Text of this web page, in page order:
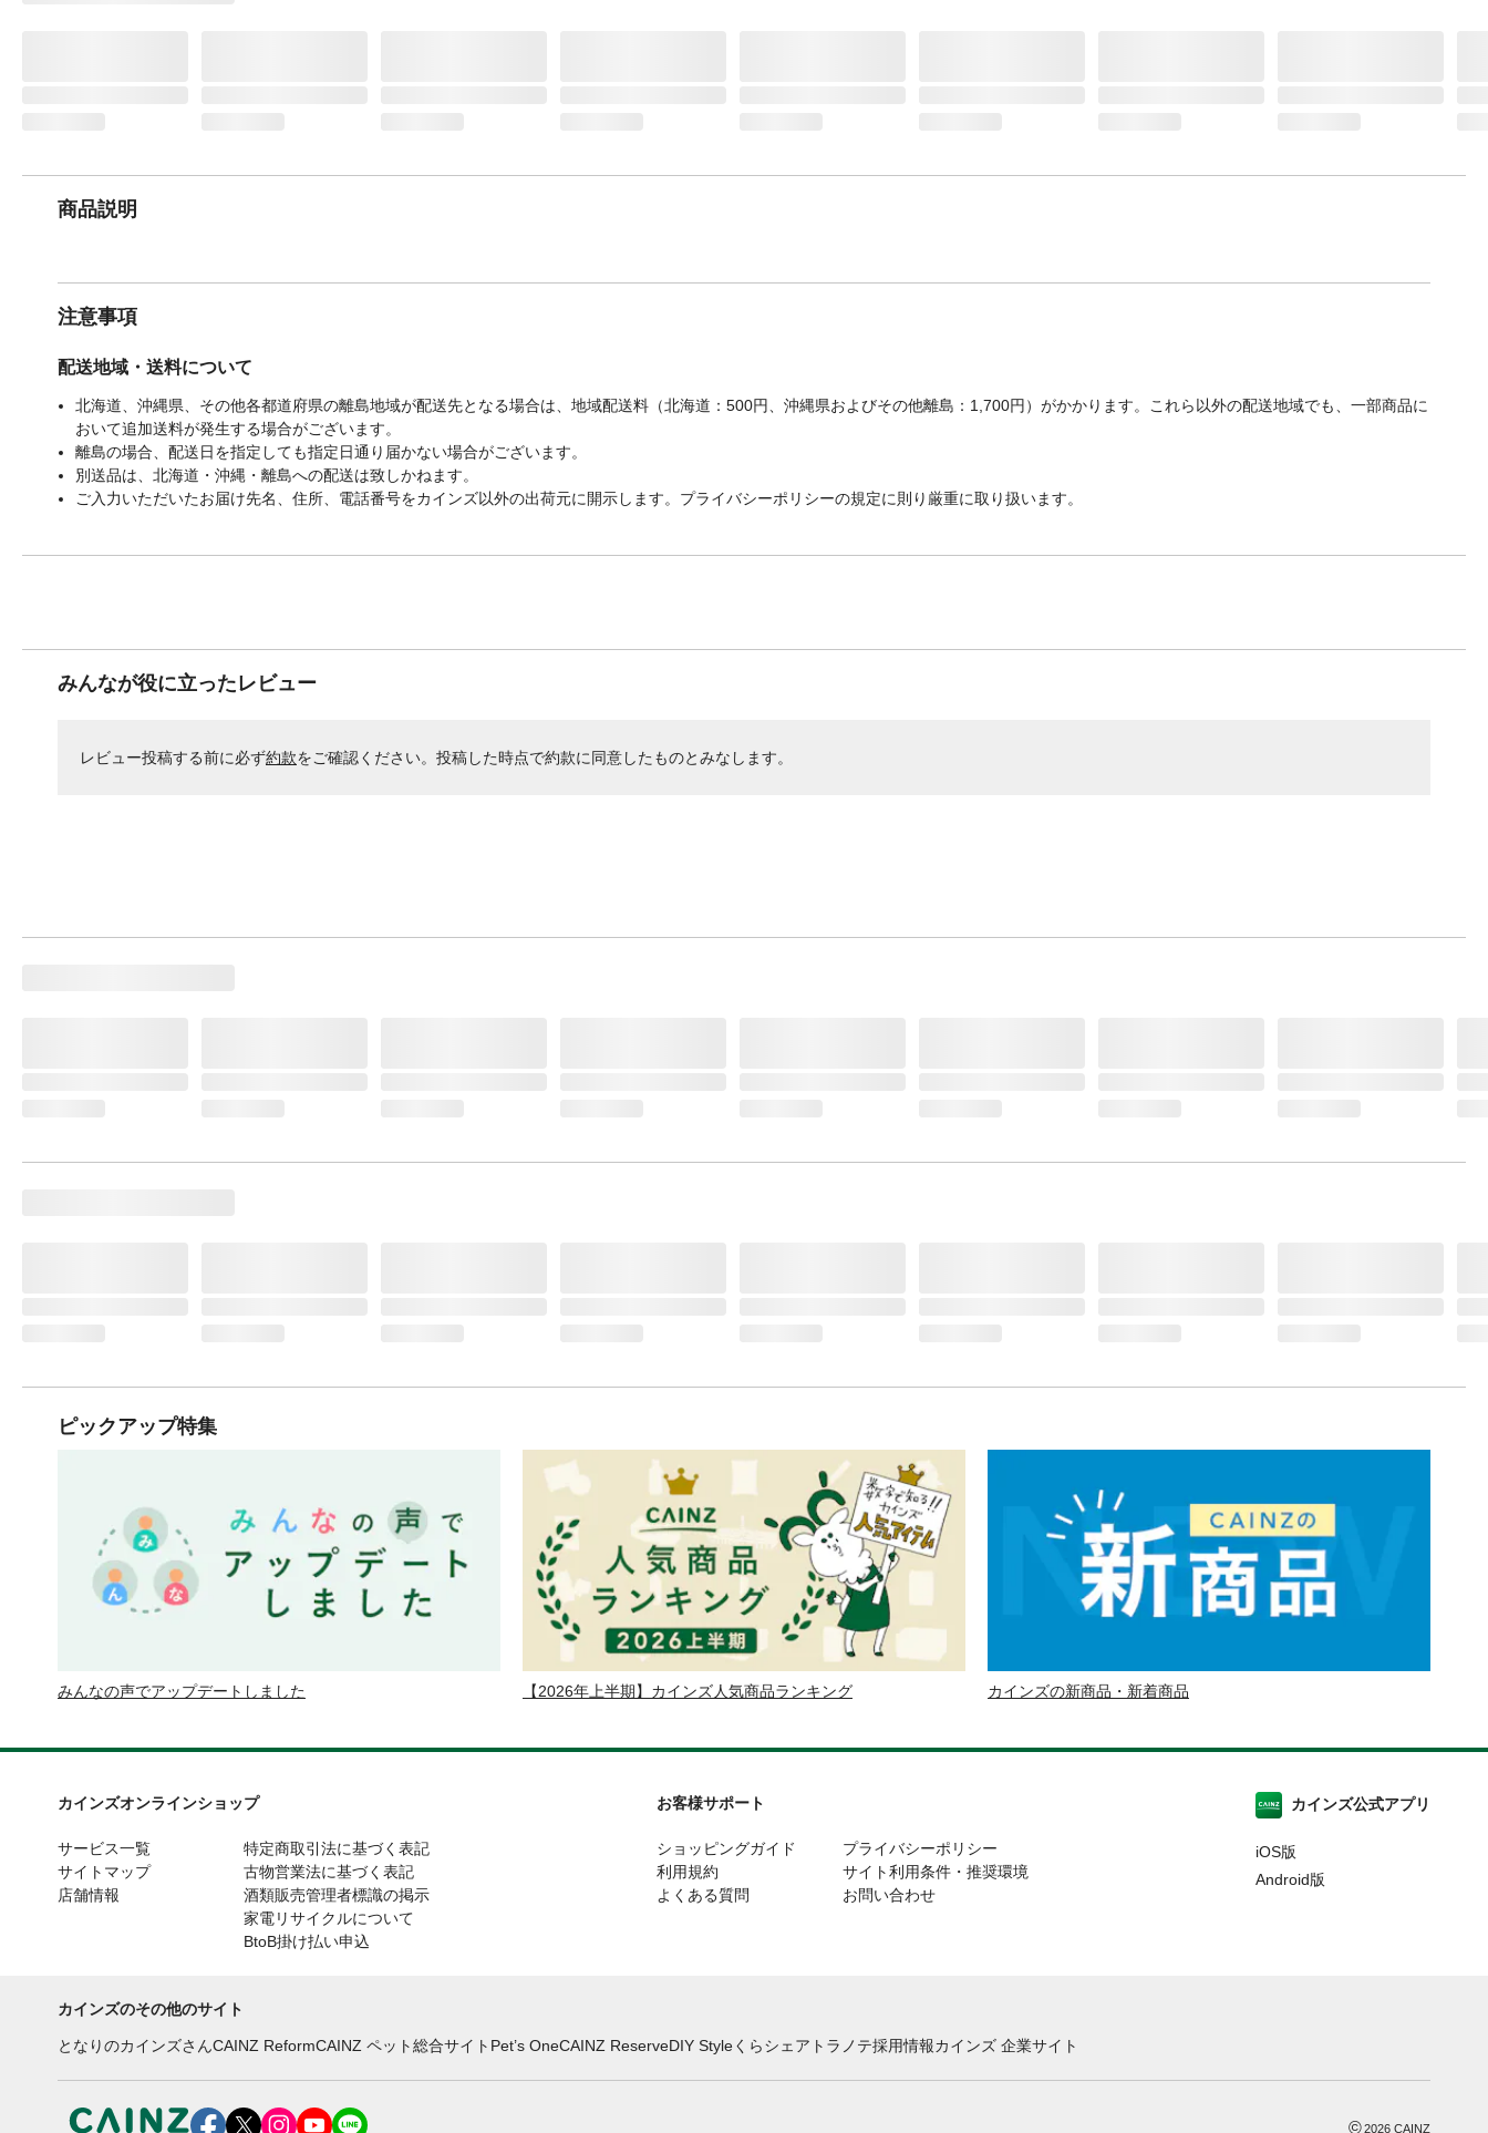
商品説明
注意事項
配送地域・送料について
北海道、沖縄県、その他各都道府県の離島地域が配送先となる場合は、地域配送料（北海道：500円、沖縄県およびその他離島：1,700円）がかかります。これら以外の配送地域でも、一部商品に
おいて追加送料が発生する場合がございます。
離島の場合、配送日を指定しても指定日通り届かない場合がございます。
別送品は、北海道・沖縄・離島への配送は致しかねます。
ご入力いただいたお届け先名、住所、電話番号をカインズ以外の出荷元に開示します。プライバシーポリシーの規定に則り厳重に取り扱います。
みんなが役に立ったレビュー
レビュー投稿する前に必ず約款をご確認ください。投稿した時点で約款に同意したものとみなします。
ピックアップ特集
みんなの声でアップデートしました 【2026年上半期】カインズ人気商品ランキング カインズの新商品・新着商品
カインズオンラインショップ
サービス一覧
サイトマップ
店舗情報
特定商取引法に基づく表記
古物営業法に基づく表記
酒類販売管理者標識の掲示
家電リサイクルについて
BtoB掛け払い申込
お客様サポート
ショッピングガイド
利用規約
よくある質問
プライバシーポリシー
サイト利用条件・推奨環境
お問い合わせ
カインズ公式アプリ
iOS版
Android版
カインズのその他のサイト
となりのカインズさんCAINZ ReformCAINZ ペット総合サイト Pet’s OneCAINZ ReserveDIY Styleくらシェア トラノテ採用情報カインズ 企業サイト
©2026 CAINZ